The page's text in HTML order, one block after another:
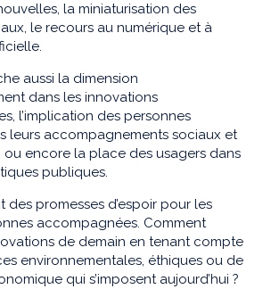
la miniaturisation des
le recours au numérique et à
aussi la dimension
dans les innovations
l’implication des personnes
leurs accompagnements sociaux et
encore la place des usagers dans
publiques.
des promesses d’espoir pour les
accompagnées. Comment
de demain en tenant compte
environnementales, éthiques ou de
qui s’imposent aujourd’hui ?